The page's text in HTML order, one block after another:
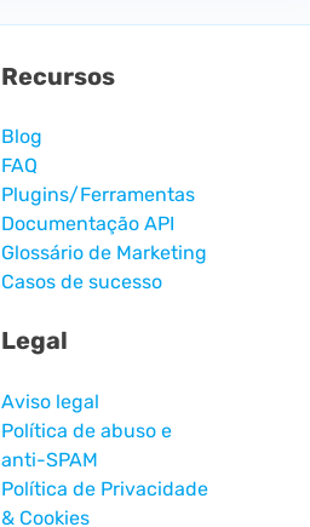
Recursos
Blog
FAQ
Plugins/Ferramentas
Documentação API
Glossário de Marketing
Casos de sucesso
Legal
Aviso legal
Política de abuso e
anti-SPAM
Política de Privacidade
& Cookies